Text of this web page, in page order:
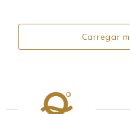
Carregar